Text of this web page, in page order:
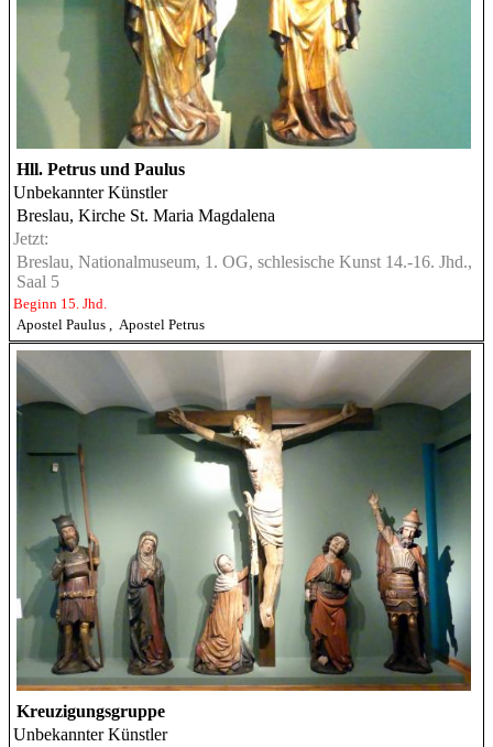
Hll. Petrus und Paulus
Unbekannter Künstler
Breslau, Kirche St. Maria Magdalena
Jetzt:
Breslau, Nationalmuseum, 1. OG, schlesische Kunst 14.-16. Jhd.,
Saal 5
Beginn 15. Jhd.
Apostel Paulus , Apostel Petrus
Kreuzigungsgruppe
Unbekannter Künstler